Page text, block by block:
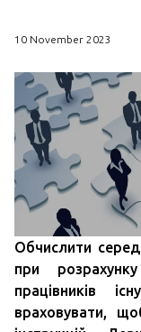
10 November 2023
Обчислити
при
працівників
враховувати,